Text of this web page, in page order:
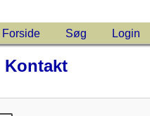
Forside Søg Login
Kontakt